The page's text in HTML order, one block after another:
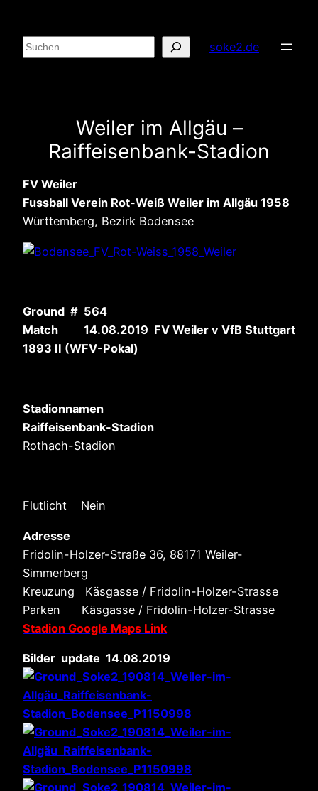
Inhalt
springen
Suchen soke2.de
Weiler im Allgäu –
Raiffeisenbank-Stadion
FV Weiler
Fussball Verein Rot-Weiß Weiler im Allgäu 1958
Württemberg, Bezirk Bodensee
Ground # 564
Match 14.08.2019 FV Weiler v VfB Stuttgart
1893 II (WFV-Pokal)
Stadionnamen
Raiffeisenbank-Stadion
Rothach-Stadion
Flutlicht Nein
Adresse
Fridolin-Holzer-Straße 36, 88171 Weiler-
Simmerberg
Kreuzung Käsgasse / Fridolin-Holzer-Strasse
Parken Käsgasse / Fridolin-Holzer-Strasse
Stadion Google Maps Link
Bilder update 14.08.2019